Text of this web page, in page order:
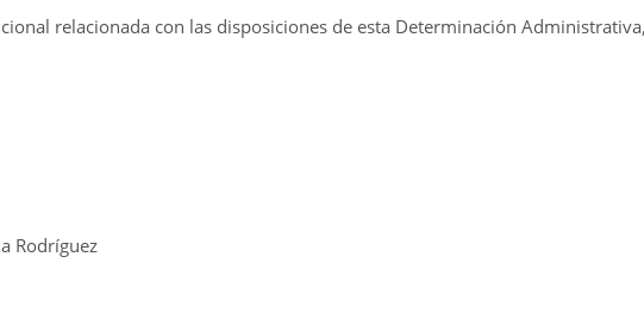
relacionada con las disposiciones de esta Determinación
Rodríguez